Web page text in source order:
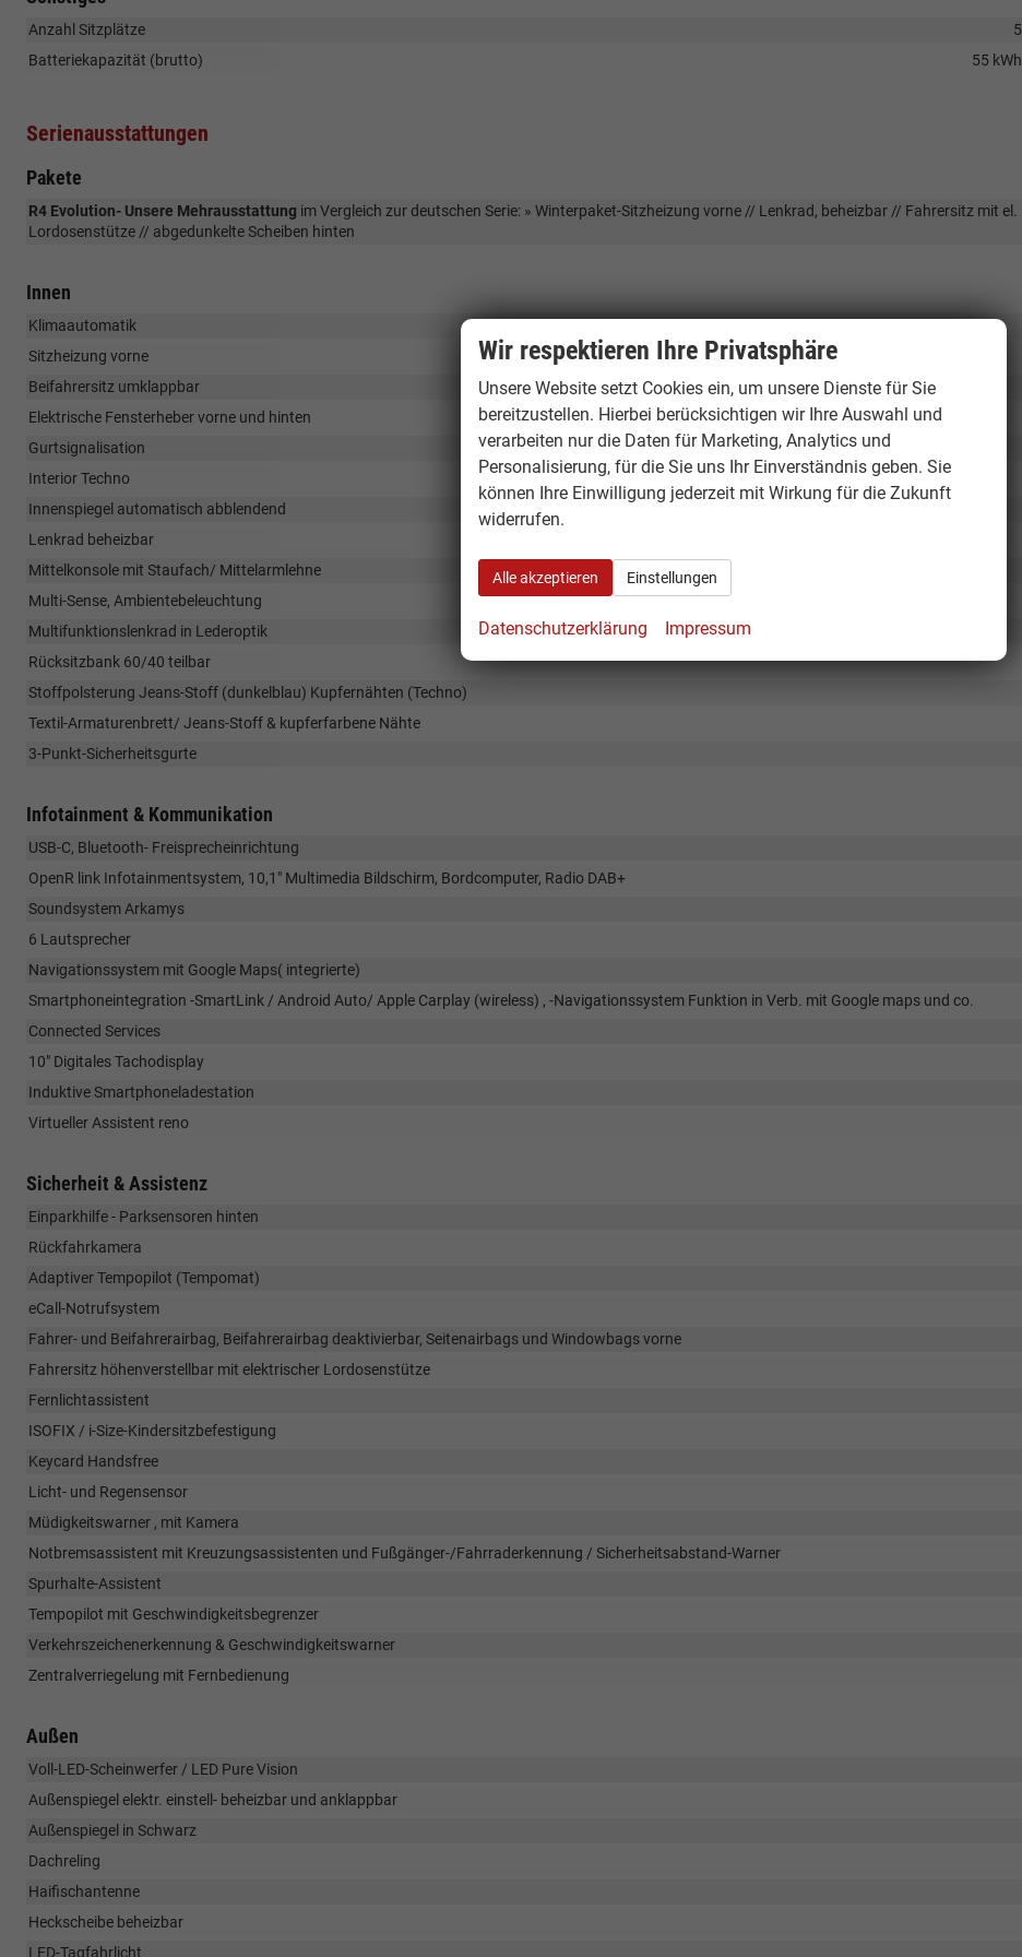
Anzahl Sitzplätze
5
Batteriekapazität (brutto)
55 kWh
Serienausstattungen
Pakete
R4 Evolution- Unsere Mehrausstattung im Vergleich zur deutschen Serie: » Winterpaket-Sitzheizung vorne // Lenkrad, beheizbar // Fahrersitz mit el.
Lordosenstütze // abgedunkelte Scheiben hinten
Innen
Klimaautomatik
Sitzheizung vorne
Beifahrersitz umklappbar
Elektrische Fensterheber vorne und hinten
Gurtsignalisation
Interior Techno
Innenspiegel automatisch abblendend
Lenkrad beheizbar
Mittelkonsole mit Staufach/ Mittelarmlehne
Multi-Sense, Ambientebeleuchtung
Multifunktionslenkrad in Lederoptik
Rücksitzbank 60/40 teilbar
Stoffpolsterung Jeans-Stoff (dunkelblau) Kupfernähten (Techno)
Textil-Armaturenbrett/ Jeans-Stoff & kupferfarbene Nähte
3-Punkt-Sicherheitsgurte
Infotainment & Kommunikation
USB-C, Bluetooth- Freisprecheinrichtung
OpenR link Infotainmentsystem, 10,1" Multimedia Bildschirm, Bordcomputer, Radio DAB+
Soundsystem Arkamys
6 Lautsprecher
Navigationssystem mit Google Maps( integrierte)
Smartphoneintegration -SmartLink / Android Auto/ Apple Carplay (wireless) , -Navigationssystem Funktion in Verb. mit Google maps und co.
Connected Services
10" Digitales Tachodisplay
Induktive Smartphoneladestation
Virtueller Assistent reno
Sicherheit & Assistenz
Einparkhilfe - Parksensoren hinten
Rückfahrkamera
Adaptiver Tempopilot (Tempomat)
eCall-Notrufsystem
Fahrer- und Beifahrerairbag, Beifahrerairbag deaktivierbar, Seitenairbags und Windowbags vorne
Fahrersitz höhenverstellbar mit elektrischer Lordosenstütze
Fernlichtassistent
ISOFIX / i-Size-Kindersitzbefestigung
Keycard Handsfree
Licht- und Regensensor
Müdigkeitswarner , mit Kamera
Notbremsassistent mit Kreuzungsassistenten und Fußgänger-/Fahrraderkennung / Sicherheitsabstand-Warner
Spurhalte-Assistent
Tempopilot mit Geschwindigkeitsbegrenzer
Verkehrszeichenerkennung & Geschwindigkeitswarner
Zentralverriegelung mit Fernbedienung
Außen
Voll-LED-Scheinwerfer / LED Pure Vision
Außenspiegel elektr. einstell- beheizbar und anklappbar
Außenspiegel in Schwarz
Dachreling
Haifischantenne
Heckscheibe beheizbar
LED-Tagfahrlicht
Wir respektieren Ihre Privatsphäre
Unsere Website setzt Cookies ein, um unsere Dienste für Sie
bereitzustellen. Hierbei berücksichtigen wir Ihre Auswahl und
verarbeiten nur die Daten für Marketing, Analytics und
Personalisierung, für die Sie uns Ihr Einverständnis geben. Sie
können Ihre Einwilligung jederzeit mit Wirkung für die Zukunft
widerrufen.
Alle akzeptieren Einstellungen
Datenschutzerklärung Impressum